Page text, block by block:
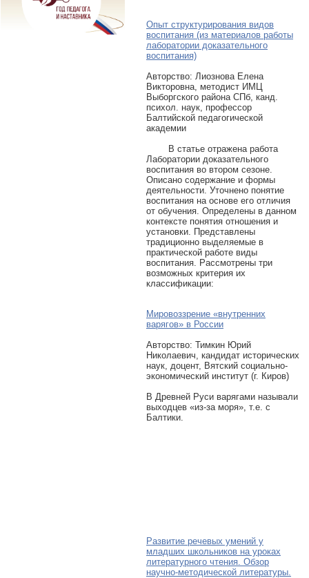
Опыт структурирования видов
воспитания (из материалов работы
лаборатории доказательного
воспитания)
Авторcтво: Лиознова Елена
Викторовна, методист ИМЦ
Выборгского района СПб, канд.
психол. наук, профессор
Балтийской педагогической
академии
В статье отражена работа
Лаборатории доказательного
воспитания во втором сезоне.
Описано содержание и формы
деятельности. Уточнено понятие
воспитания на основе его отличия
от обучения. Определены в данном
контексте понятия отношения и
установки. Представлены
традиционно выделяемые в
практической работе виды
воспитания. Рассмотрены три
возможных критерия их
классификации:
Мировоззрение «внутренних
варягов» в России
Авторcтво: Тимкин Юрий
Николаевич, кандидат исторических
наук, доцент, Вятский социально-
экономический институт (г. Киров)
В Древней Руси варягами называли
выходцев «из-за моря», т.е. с
Балтики.
Развитие речевых умений у
младших школьников на уроках
литературного чтения. Обзор
научно-методической литературы.